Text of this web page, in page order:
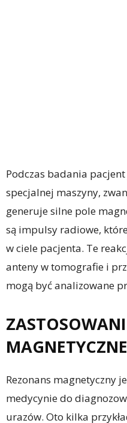
Podczas badania
specjalnej maszyny,
generuje silne pole
są impulsy radiowe,
w ciele pacjenta. Te
anteny w tomografie i
mogą być analizowane
Rezonans magnetyczny
medycynie do
urazów. Oto kilka